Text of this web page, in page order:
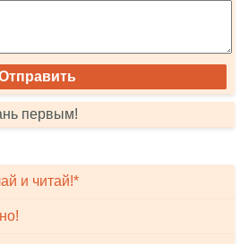
первым!
и читай!*